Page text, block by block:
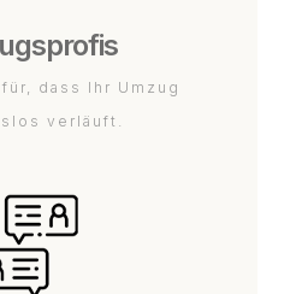
dass Ihr Umzug
verläuft.